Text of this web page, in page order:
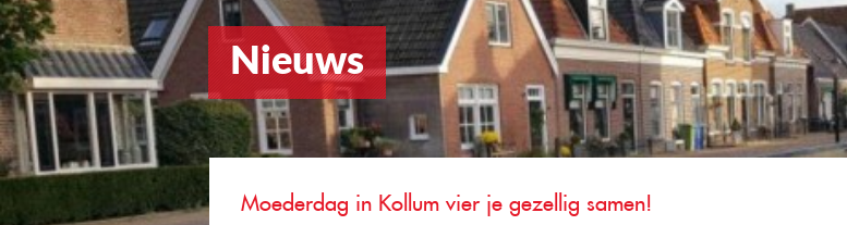
Nieuws
Moederdag in Kollum vier je gezellig samen!